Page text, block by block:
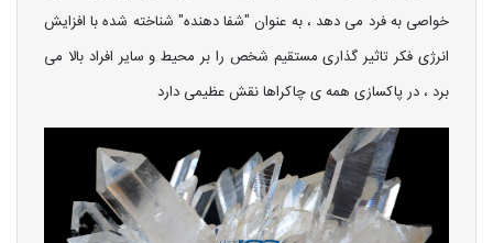
خواصی به فرد می دهد ، به عنوان "شفا دهنده" شناخته شده با افزایش
انرژی فکر تاثیر گذاری مستقیم شخص را بر محیط و سایر افراد بالا می
برد ، در پاکسازی همه ی چاکراها نقش عظیمی دارد